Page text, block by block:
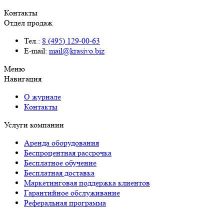
Контакты
Отдел продаж
Тел.: 8 (495) 129-00-63
E-mail: mail@krasivo.biz
Меню
Навигация
О журнале
Контакты
Услуги компании
Аренда оборудования
Беспроцентная рассрочка
Бесплатное обучение
Бесплатная доставка
Маркетинговая поддержка клиентов
Гарантийное обслуживание
Реферальная программа